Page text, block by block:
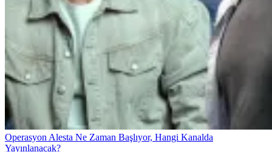
Operasyon Alesta Ne Zaman Başlıyor, Hangi Kanalda
Yayınlanacak?